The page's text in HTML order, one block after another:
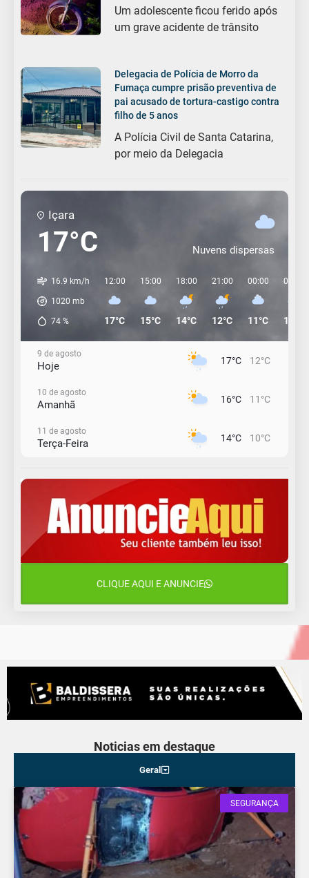
Um adolescente ficou ferido após
um grave acidente de trânsito
Delegacia de Polícia de Morro da
Fumaça cumpre prisão preventiva de
pai acusado de tortura-castigo contra
filho de 5 anos
A Polícia Civil de Santa Catarina,
por meio da Delegacia
Içara
17°C Nuvens dispersas
16.9 km/h
1020 mb
74 %
12:00
17°C
15:00
15°C
18:00
14°C
21:00
12°C
00:00
11°C
03:00
11°C
9 de agosto
Hoje 17°C 12°C
10 de agosto
Amanhã 16°C 11°C
11 de agosto
Terça-Feira 14°C 10°C
Quarta-Feira 15°C 11°C
13 de agosto
Quinta-Feira
CLIQUE AQUI E ANUNCIE
Noticias em destaque
Geral
SEGURANÇA